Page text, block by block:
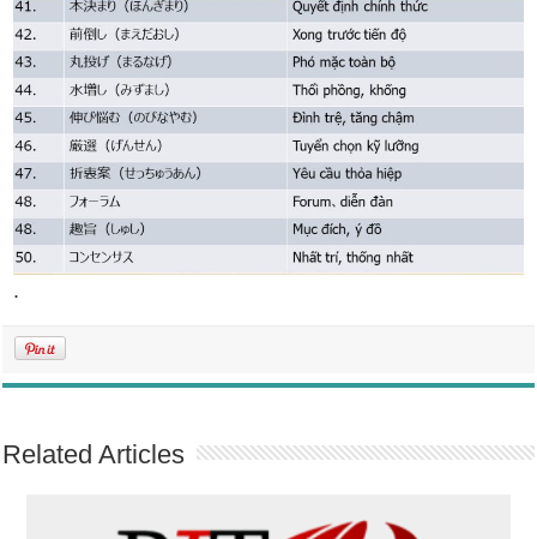
.
Related Articles